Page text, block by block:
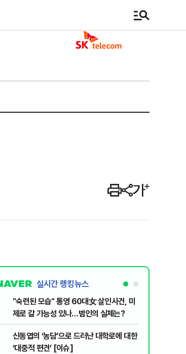
실시간 랭킹뉴스
"숙련된 모습" 통영 60대女 살인사건, 미
제로 갈 가능성 있나…범인의 실체는?
신동엽의 ‘농담’으로 드러난 대학로에 대한
‘대중적 편견’ [이슈]